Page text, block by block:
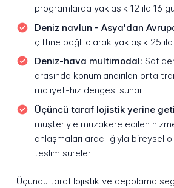
programlarda yaklaşık 12 ila 16
Deniz navlun - Asya'dan
çiftine bağlı olarak yaklaşık 25
Deniz-hava multimodal: Saf
arasında konumlandırılan orta
maliyet-hız dengesi sunar
Üçüncü taraf lojistik yerine
müşteriyle müzakere edilen
anlaşmaları aracılığıyla bireysel
teslim süreleri
Üçüncü taraf lojistik ve depolama